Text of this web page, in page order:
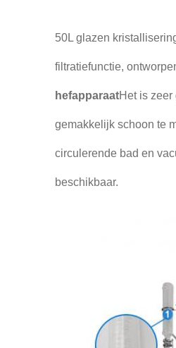
50L glazen
filtratiefunctie,
hefapparaatHet is zeer
gemakkelijk schoon te
circulerende bad en
beschikbaar.